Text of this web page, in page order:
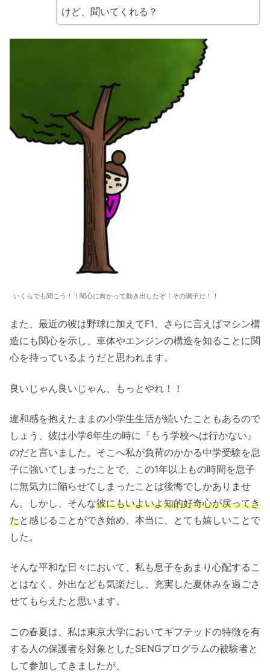
けど、聞いてくれる？
いくらでも聞こう！！関心に向かって動き出したぞ！その調子だ！！
また、最近の彼は野球に加えてF1、さらに言えばマシン構
造にも関心を示し、車体やエンジンの構造を知ることに関
心を持っているようだと思われます。
良いじゃん良いじゃん、もっとやれ！！
違和感を抱えたままの小学生生活が続いたこともあるので
しょう、彼は小学6年生の時に『もう学校へは行かない』
のだと言いました。そこへ私が負荷のかかる中学受験を息
子に強いてしまったことで、この1年以上もの時間を息子
に無気力に陥らせてしまったことは後悔でしかありませ
ん。しかし、そんな彼にもいよいよ知的好奇心が戻ってき
たと感じることができ始め、本当に、とても嬉しいことで
した。
そんな平和な日々において、私も息子をあまり心配するこ
とはなく、外出なども気楽だし、充実した夏休みを過ごさ
せてもらえたと思います。
この春夏は、私は東京大学においてギフテッドの特徴を有
する人の保護者を対象としたSENGプログラムの被験者と
して参加してきましたが、